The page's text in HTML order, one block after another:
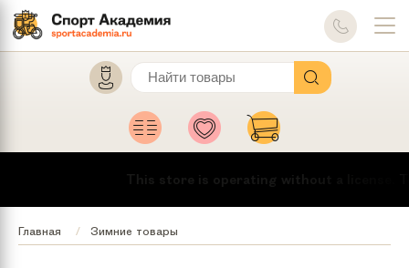
This store is operating without a license.
Главная Зимние товары